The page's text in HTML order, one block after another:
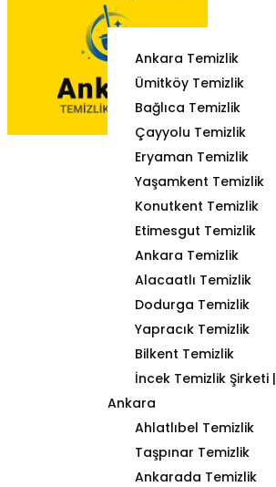
Ankara Temizlik
Ümitköy Temizlik
Bağlıca Temizlik
Çayyolu Temizlik
Eryaman Temizlik
Yaşamkent Temizlik
Konutkent Temizlik
Etimesgut Temizlik
Ankara Temizlik
Alacaatlı Temizlik
Dodurga Temizlik
Yapracık Temizlik
Bilkent Temizlik
İncek Temizlik Şirketi |
Ankara
Ahlatlıbel Temizlik
Taşpınar Temizlik
Ankarada Temizlik